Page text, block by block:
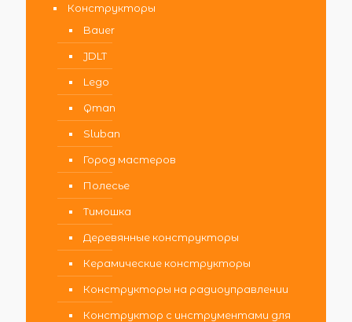
Конструкторы
Bauer
JDLT
Lego
Qman
Sluban
Город мастеров
Полесье
Тимошка
Деревянные конструкторы
Керамические конструкторы
Конструкторы на радиоуправлении
Конструктор с инструментами для